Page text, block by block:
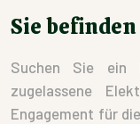
Sie
Suchen Sie ein
zugelassene
Engagement für